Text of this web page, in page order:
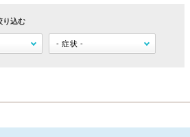
り込む